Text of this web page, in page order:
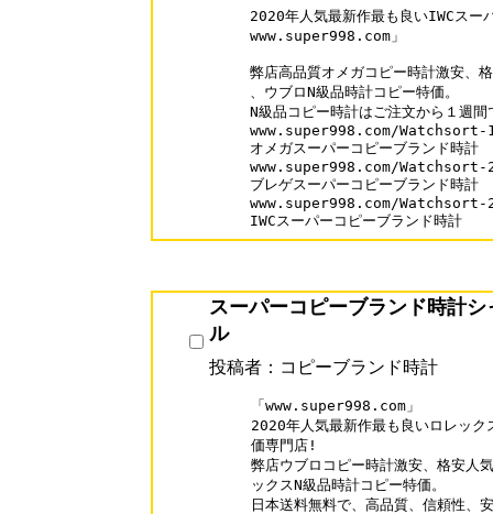
2020年人気最新作最も良いIWCスー
www.super998.com」
弊店高品質オメガコピー時計激安、
、ウブロN級品時計コピー特価。
N級品コピー時計はご注文から１週
www.super998.com/
オメガスーパーコピーブランド時計
www.super998.com/
ブレゲスーパーコピーブランド時計
www.super998.com/
IWCスーパーコピーブランド時計
スーパーコピーブランド時計シ
ル
投稿者：コピーブランド時計
「www.super998.com」
2020年人気最新作最も良いロレッ
価専門店!
弊店ウブロコピー時計激安、格安人
ックスN級品時計コピー特価。
日本送料無料で、高品質、信頼性、